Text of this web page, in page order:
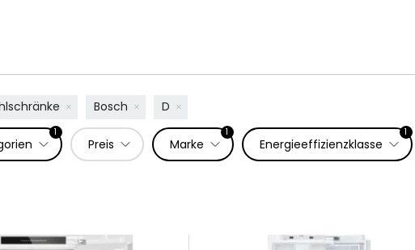
Bosch D
1
Preis
1
Marke
1
Energieeffizienzklasse